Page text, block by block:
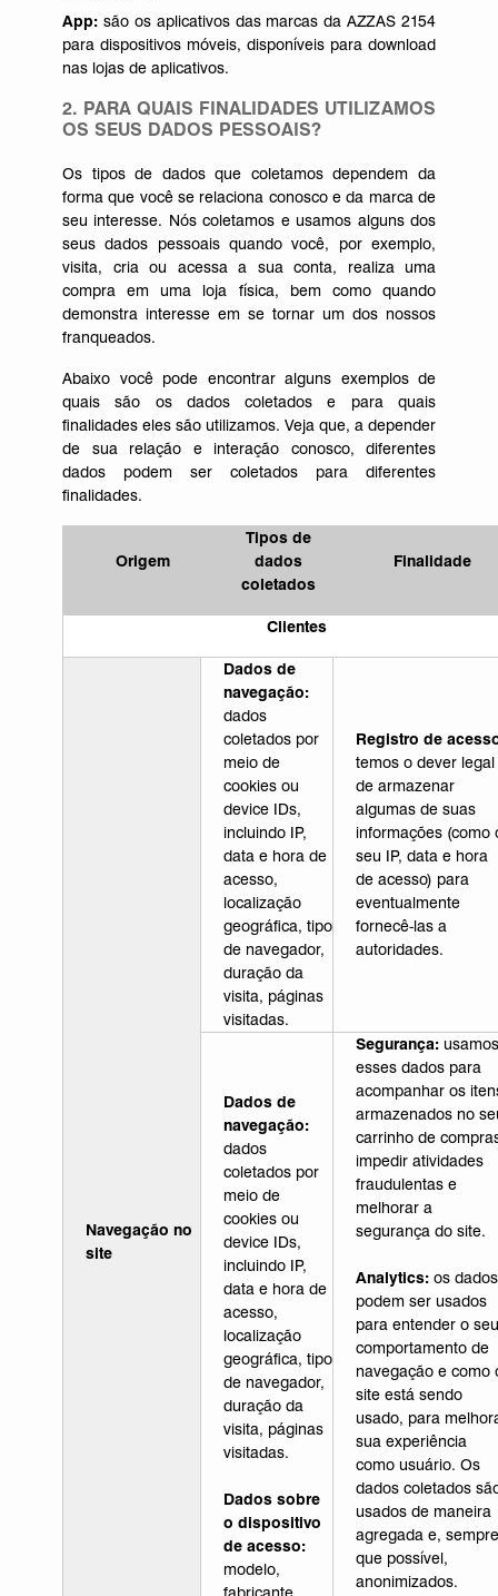
App: são os aplicativos das marcas da AZZAS 2154
para dispositivos móveis, disponíveis para download
nas lojas de aplicativos.
2. PARA QUAIS FINALIDADES UTILIZAMOS
OS SEUS DADOS PESSOAIS?
Os tipos de dados que coletamos dependem da
forma que você se relaciona conosco e da marca de
seu interesse. Nós coletamos e usamos alguns dos
seus dados pessoais quando você, por exemplo,
visita, cria ou acessa a sua conta, realiza uma
compra em uma loja física, bem como quando
demonstra interesse em se tornar um dos nossos
franqueados.
Abaixo você pode encontrar alguns exemplos de
quais são os dados coletados e para quais
finalidades eles são utilizamos. Veja que, a depender
de sua relação e interação conosco, diferentes
dados podem ser coletados para diferentes
finalidades.
Origem
Tipos de
dados
coletados
Finalidade
Clientes
Navegação no
site
Dados de
navegação:
dados
coletados por
meio de
cookies ou
device IDs,
incluindo IP,
data e hora de
acesso,
localização
geográfica, tipo
de navegador,
duração da
visita, páginas
visitadas.
Registro de
temos o dever legal
de armazenar
algumas de suas
informações (como
seu IP, data e hora
de acesso) para
eventualmente
fornecê-las a
autoridades.
Dados de
navegação:
dados
coletados por
meio de
cookies ou
device IDs,
incluindo IP,
data e hora de
acesso,
localização
geográfica, tipo
de navegador,
duração da
visita, páginas
visitadas.
Dados sobre
o dispositivo
de acesso:
modelo,
Segurança: usamos
esses dados para
acompanhar os
armazenados no
carrinho de
impedir atividades
fraudulentas e
melhorar a
segurança do site.
Analytics: os dados
podem ser usados
para entender o seu
comportamento de
navegação e como
site está sendo
usado, para
sua experiência
como usuário. Os
dados coletados
usados de maneira
agregada e, sempre
que possível,
anonimizados.